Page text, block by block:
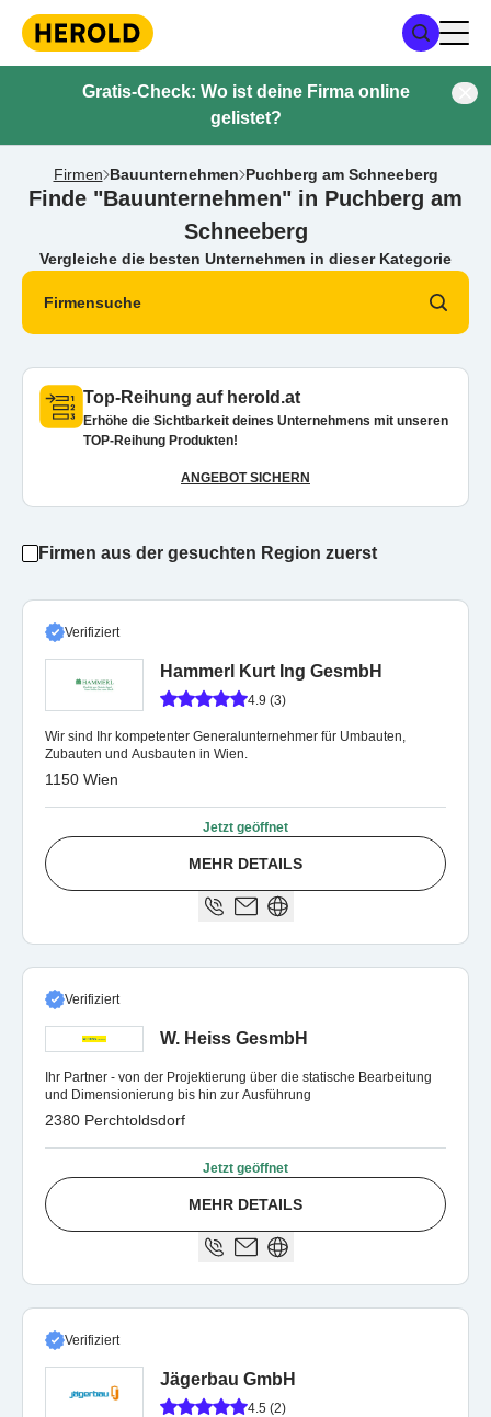
Gratis-Check: Wo ist deine Firma online
gelistet?
Firmen Bauunternehmen Puchberg am Schneeberg
Finde "Bauunternehmen" in Puchberg am
Schneeberg
Vergleiche die besten Unternehmen in dieser Kategorie
Firmensuche
Top-Reihung auf herold.at
Erhöhe die Sichtbarkeit deines Unternehmens mit unseren
TOP-Reihung Produkten!
ANGEBOT SICHERN
Firmen aus der gesuchten Region zuerst
Verifiziert
Hammerl Kurt Ing GesmbH
4.9 (3)
Wir sind Ihr kompetenter Generalunternehmer für Umbauten,
Zubauten und Ausbauten in Wien.
1150 Wien
Jetzt geöffnet
MEHR DETAILS
Verifiziert
W. Heiss GesmbH
Ihr Partner - von der Projektierung über die statische Bearbeitung
und Dimensionierung bis hin zur Ausführung
2380 Perchtoldsdorf
Jetzt geöffnet
MEHR DETAILS
Verifiziert
Jägerbau GmbH
4.5 (2)